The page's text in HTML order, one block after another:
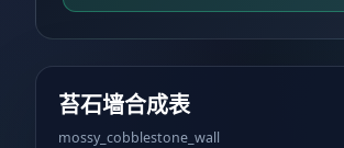
苔石墙合成表
mossy_cobblestone_wall